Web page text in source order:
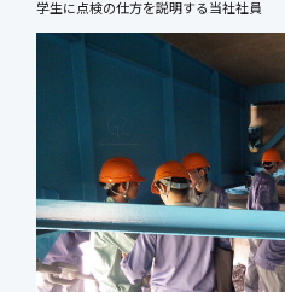
学生に点検の仕方を説明する当社社員